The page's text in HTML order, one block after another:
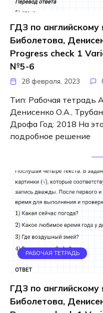
ГДЗ по английскому
Биболетова,
Progress check 1
№5-6
28 февраля, 2023
Тип: Рабочая тетрадь
Денисенко О.А.,
Дрофа Год: 2018 На
подробное решение
РАБОЧАЯ ТЕТРАДЬ
ГДЗ по английскому
Биболетова,